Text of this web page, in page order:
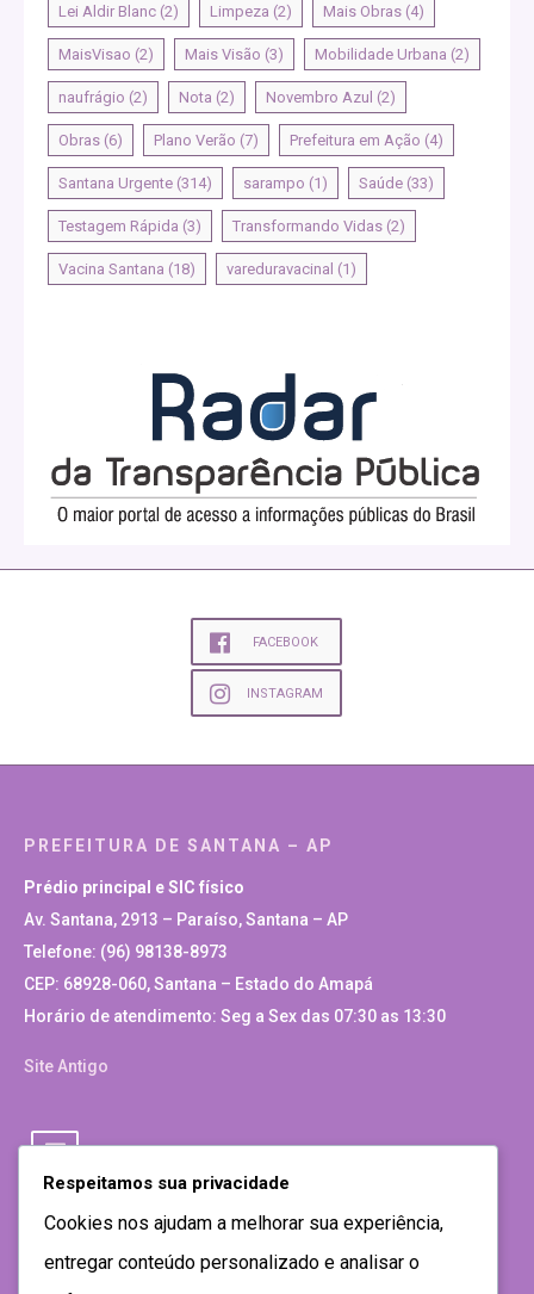
Lei Aldir Blanc (2) Limpeza (2) Mais Obras (4)
MaisVisao (2) Mais Visão (3) Mobilidade Urbana (2)
naufrágio (2) Nota (2) Novembro Azul (2)
Obras (6) Plano Verão (7) Prefeitura em Ação (4)
Santana Urgente (314) sarampo (1) Saúde (33)
Testagem Rápida (3) Transformando Vidas (2)
Vacina Santana (18) vareduravacinal (1)
FACEBOOK
INSTAGRAM
PREFEITURA DE SANTANA – AP
Prédio principal e SIC físico
Av. Santana, 2913 – Paraíso, Santana – AP
Telefone: (96) 98138-8973
CEP: 68928-060, Santana – Estado do Amapá
Horário de atendimento: Seg a Sex das 07:30 as 13:30
Site Antigo
Respeitamos sua privacidade
Cookies nos ajudam a melhorar sua experiência,
entregar conteúdo personalizado e analisar o